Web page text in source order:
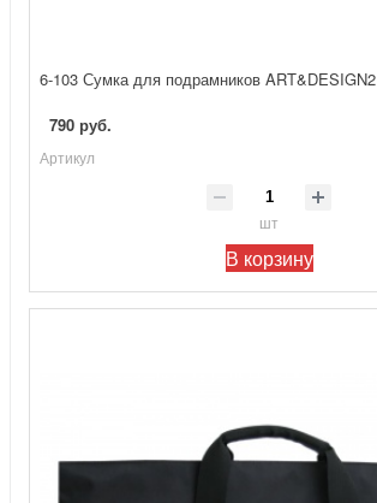
6-103 Сумка для подрамников ART&DESIGN2
790 руб.
Артикул
шт
В корзину